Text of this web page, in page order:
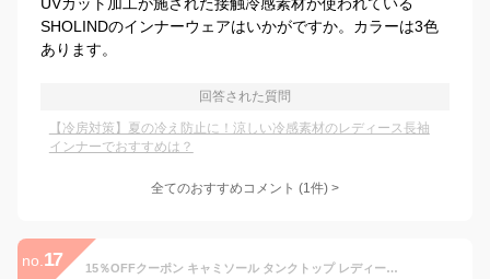
SHOLINDのインナーウェアはいかがですか。カラーは3色
あります。
回答された質問
【冷房対策】夏の冷え防止に！涼しい冷感素材のレディース長袖
インナーでおすすめは？
全てのおすすめコメント (1件) >
no. 17 15％OFFクーポン キャミソール タンクトップ レディース 4タイプ シルク インナー 大きいサイズ Uネック トップス ノースリーブ シャツブラウス シルクサテン ショート ブラ紐隠し ルームウェア 重ね着 肌着 光沢 薄手 ツルツル 透けない 吸汗 速乾 冷感 敏感肌 普段着 即納